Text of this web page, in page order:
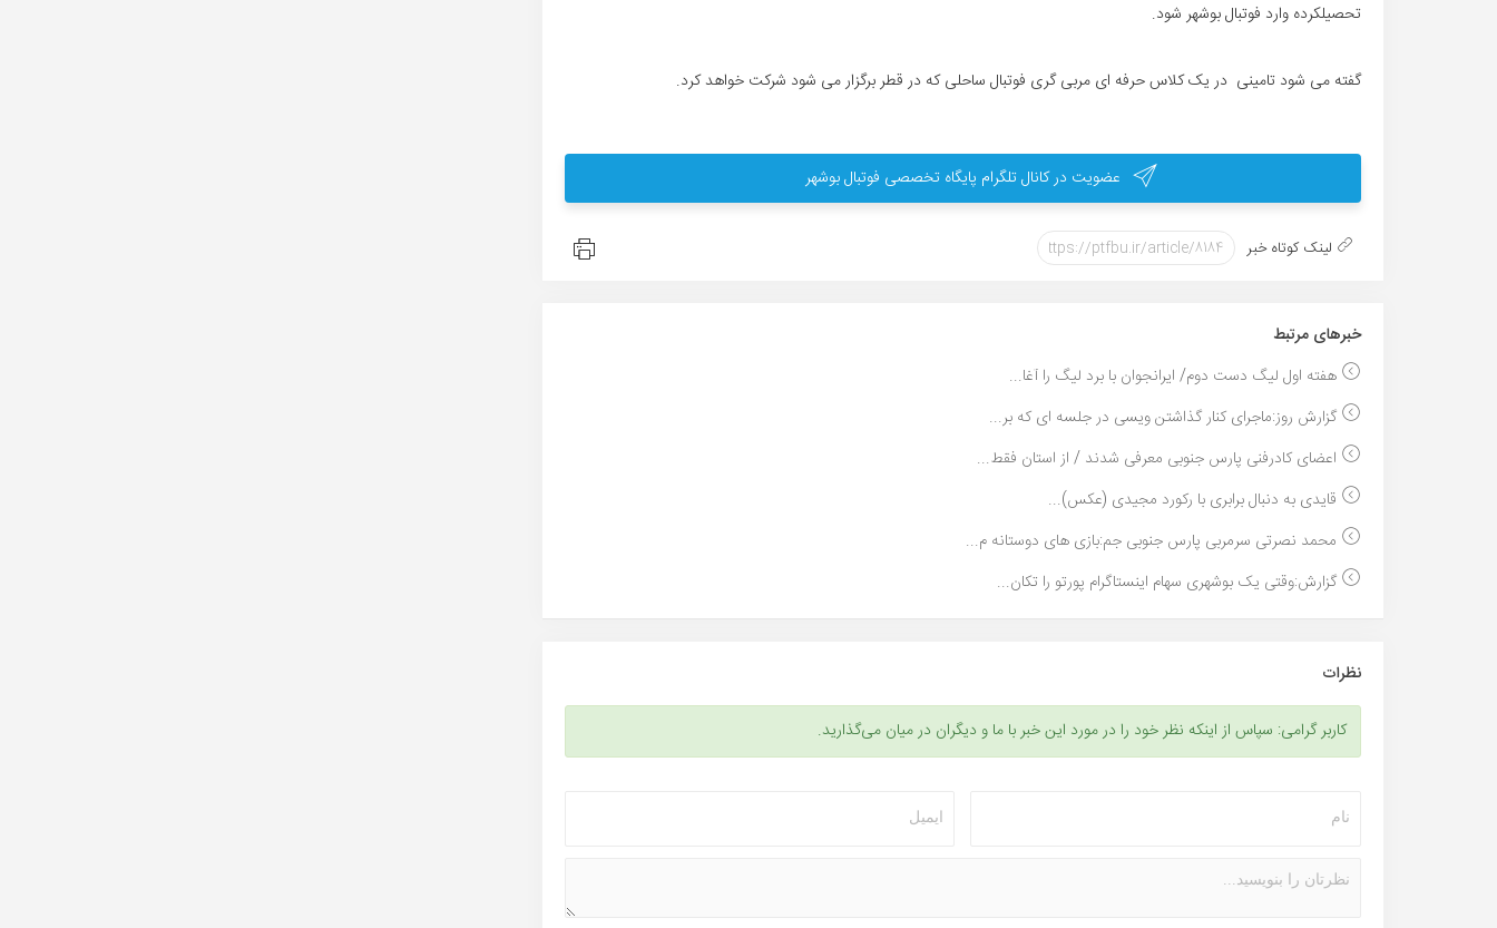
تحصیلکرده وارد فوتبال بوشهر شود.
گفته می شود تامینی در یک کلاس حرفه ای مربی گری فوتبال ساحلی که در قطر برگزار می شود شرکت خواهد کرد.
عضویت در کانال تلگرام پایگاه تخصصی فوتبال بوشهر
لینک کوتاه خبر
خبر‌های مرتبط
هفته اول لیگ دست دوم/ ایرانجوان با برد لیگ را آغا...
گزارش روز:ماجرای کنار گذاشتن ویسی در جلسه ای که بر...
اعضای کادرفنی پارس جنوبی معرفی شدند / از استان فقط...
قایدی به دنبال برابری با رکورد مجیدی (عکس)...
محمد نصرتی سرمربی پارس جنوبی جم:بازی های دوستانه م...
گزارش:وقتی یک بوشهری سهام اینستاگرام پورتو را تکان...
نظرات
کاربر گرامی: سپاس از اینکه نظر خود را در مورد این خبر با ما و دیگران در میان می‌گذارید.